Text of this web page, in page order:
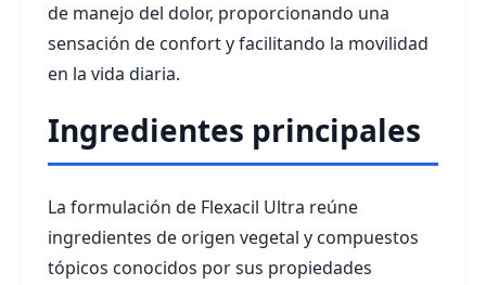
de manejo del dolor, proporcionando una
sensación de confort y facilitando la movilidad
en la vida diaria.
Ingredientes principales
La formulación de Flexacil Ultra reúne
ingredientes de origen vegetal y compuestos
tópicos conocidos por sus propiedades